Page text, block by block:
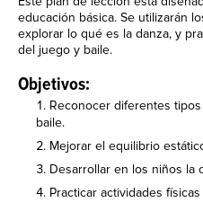
educación básica. Se utilizarán
explorar lo qué es la danza, y
del juego y baile.
Objetivos:
Reconocer diferentes
baile.
Mejorar el equilibrio
Desarrollar en los niños la
Practicar actividades